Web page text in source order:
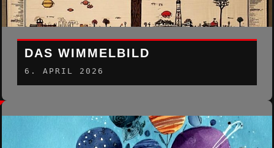
DAS WIMMELBILD
6. APRIL 2026